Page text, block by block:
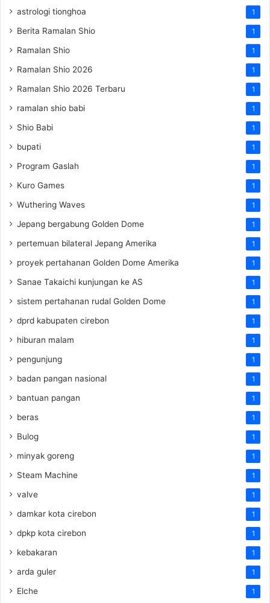
astrologi tionghoa 1
Berita Ramalan Shio 1
Ramalan Shio 1
Ramalan Shio 2026 1
Ramalan Shio 2026 Terbaru 1
ramalan shio babi 1
Shio Babi 1
bupati 1
Program Gaslah 1
Kuro Games 1
Wuthering Waves 1
Jepang bergabung Golden Dome 1
pertemuan bilateral Jepang Amerika 1
proyek pertahanan Golden Dome Amerika 1
Sanae Takaichi kunjungan ke AS 1
sistem pertahanan rudal Golden Dome 1
dprd kabupaten cirebon 1
hiburan malam 1
pengunjung 1
badan pangan nasional 1
bantuan pangan 1
beras 1
Bulog 1
minyak goreng 1
Steam Machine 1
valve 1
damkar kota cirebon 1
dpkp kota cirebon 1
kebakaran 1
arda guler 1
Elche 1